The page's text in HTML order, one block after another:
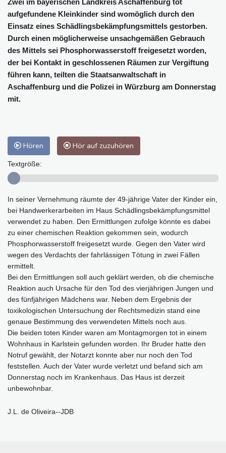
aufgefundene Kleinkinder sind womöglich durch den
Einsatz eines Schädlingsbekämpfungsmittels gestorben.
Durch einen möglicherweise unsachgemäßen Gebrauch
des Mittels sei Phosphorwasserstoff freigesetzt worden,
der bei Kontakt in geschlossenen Räumen zur Vergiftung
führen kann, teilten die Staatsanwaltschaft in
Aschaffenburg und die Polizei in Würzburg am Donnerstag
mit.
Hören Hör auf zuzuhören
Textgröße:
In seiner Vernehmung räumte der 49-jährige Vater der Kinder ein,
bei Handwerkerarbeiten im Haus Schädlingsbekämpfungsmittel
verwendet zu haben. Den Ermittlungen zufolge könnte es dabei
zu einer chemischen Reaktion gekommen sein, wodurch
Phosphorwasserstoff freigesetzt wurde. Gegen den Vater wird
wegen des Verdachts der fahrlässigen Tötung in zwei Fällen
ermittelt.
Bei den Ermittlungen soll auch geklärt werden, ob die chemische
Reaktion auch Ursache für den Tod des vierjährigen Jungen und
des fünfjährigen Mädchens war. Neben dem Ergebnis der
toxikologischen Untersuchung der Rechtsmedizin stand eine
genaue Bestimmung des verwendeten Mittels noch aus.
Die beiden toten Kinder waren am Montagmorgen tot in einem
Wohnhaus in Karlstein gefunden worden. Ihr Bruder hatte den
Notruf gewählt, der Notarzt konnte aber nur noch den Tod
feststellen. Auch der Vater wurde verletzt und befand sich am
Donnerstag noch im Krankenhaus. Das Haus ist derzeit
unbewohnbar.
J.L. de Oliveira--JDB